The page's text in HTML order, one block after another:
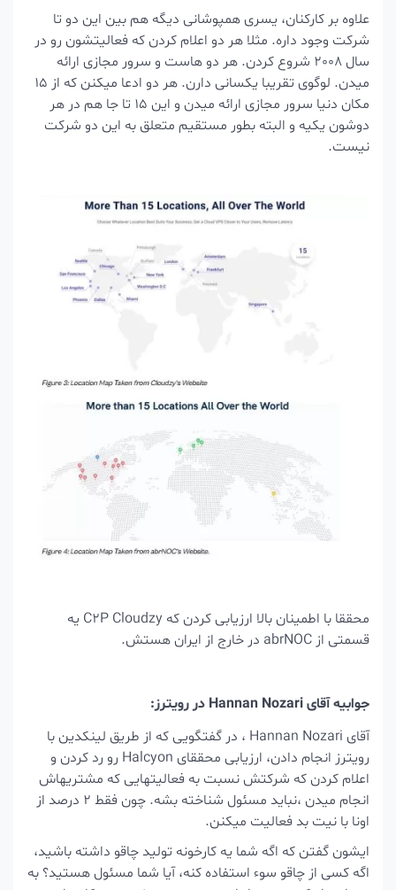
علاوه بر کارکنان، یسری همپوشانی دیگه هم بین این دو تا
شرکت وجود داره. مثلا هر دو اعلام کردن که فعالیتشون رو در
سال 2008 شروع کردن. هر دو هاست و سرور مجازی ارائه
میدن. لوگوی تقریبا یکسانی دارن. هر دو ادعا میکنن که از 15
مکان دنیا سرور مجازی ارائه میدن و این 15 تا جا هم در هر
دوشون یکیه و البته بطور مستقیم متعلق به این دو شرکت
نیست.
محققا با اطمینان بالا ارزیابی کردن که C2P Cloudzy یه
قسمتی از abrNOC در خارج از ایران هستش.
جوابیه آقای Hannan Nozari در رویترز:
آقای Hannan Nozari ، در گفتگویی که از طریق لینکدین با
رویترز انجام دادن، ارزیابی محققای Halcyon رو رد کردن و
اعلام کردن که شرکتش نسبت به فعالیتهایی که مشتریهاش
انجام میدن ،نباید مسئول شناخته بشه. چون فقط 2 درصد از
اونا با نیت بد فعالیت میکنن.
ایشون گفتن کهاگه شما یه کارخونه تولید چاقو داشته باشید،
اگه کسی از چاقو سوء استفاده کنه، آیا شما مسئول هستید؟به